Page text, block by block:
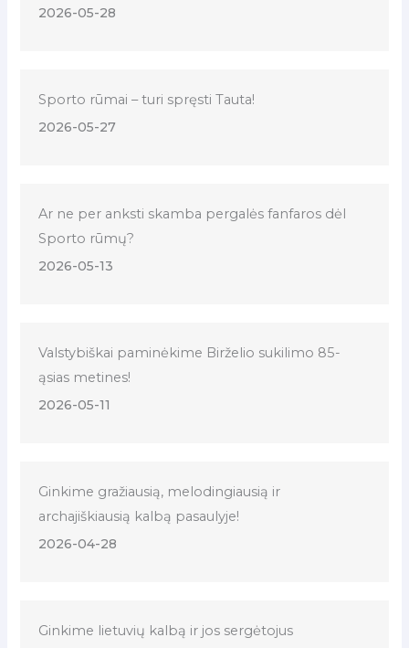
2026-05-28
Sporto rūmai – turi spręsti Tauta!
2026-05-27
Ar ne per anksti skamba pergalės fanfaros dėl
Sporto rūmų?
2026-05-13
Valstybiškai paminėkime Birželio sukilimo 85-
ąsias metines!
2026-05-11
Ginkime gražiausią, melodingiausią ir
archajiškiausią kalbą pasaulyje!
2026-04-28
Ginkime lietuvių kalbą ir jos sergėtojus